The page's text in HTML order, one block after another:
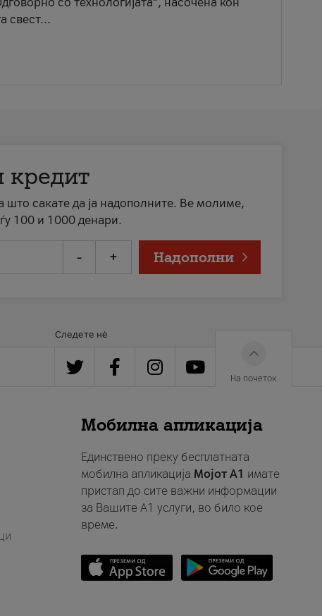
свест...
кредит
што сакате да ја надополните. Ве молиме,
100 и 1000 денари.
- + Надополни
Следете нè
На почеток
Мобилна апликација
Единствено преку бесплатната
мобилна апликација Мојот A1 имате
пристап до сите важни информации
за Вашите A1 услуги, во било кое
време.